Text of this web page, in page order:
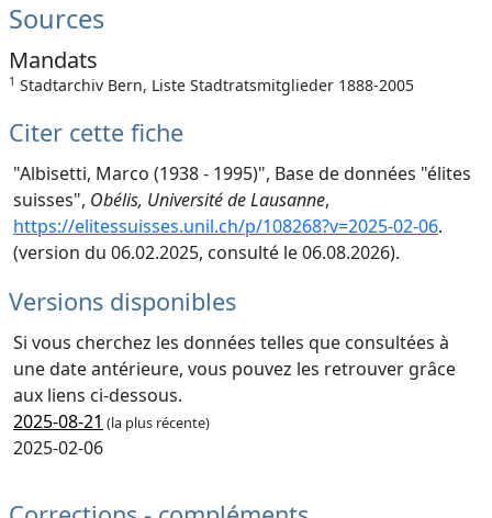
Sources
Mandats
1 Stadtarchiv Bern, Liste Stadtratsmitglieder 1888-2005
Citer cette fiche
"Albisetti, Marco (1938 - 1995)", Base de données "élites
suisses", Obélis, Université de Lausanne,
https://elitessuisses.unil.ch/p/108268?v=2025-02-06.
(version du 06.02.2025, consulté le 06.08.2026).
Versions disponibles
Si vous cherchez les données telles que consultées à
une date antérieure, vous pouvez les retrouver grâce
aux liens ci-dessous.
2025-08-21 (la plus récente)
2025-02-06